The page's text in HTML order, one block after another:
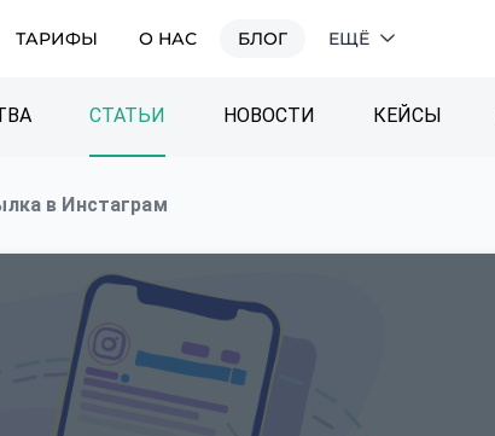
ТАРИФЫ О НАС БЛОГ ЕЩЁ
СТАТЬИ НОВОСТИ КЕЙСЫ
в Инстаграм